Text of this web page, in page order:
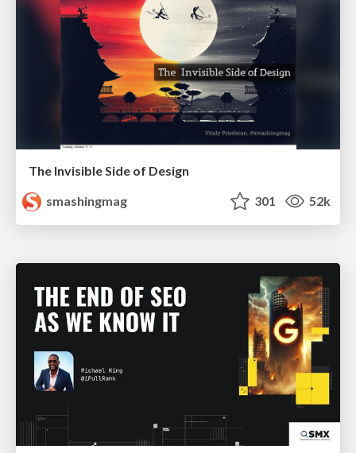
The Invisible Side of Design
smashingmag
301 52k